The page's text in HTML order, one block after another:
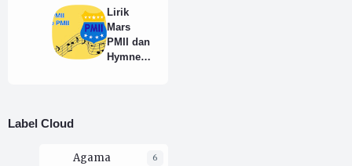
Tidak
Dipanggil
"Man"
atau
"Lek"
Lirik
Mars
PMII dan
Hymne
Label Cloud
Agama 6